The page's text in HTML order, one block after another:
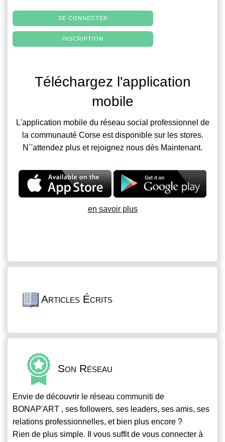
SE CONNECTER
INSCRIPTION
Téléchargez l'application
mobile
L'application mobile du réseau social professionnel de
la communauté Corse est disponible sur les stores.
N`'attendez plus et rejoignez nous dès Maintenant.
en savoir plus
Articles Écrits
Son Réseau
Envie de découvrir le réseau communiti de
BONAP'ART , ses followers, ses leaders, ses amis, ses
relations professionnelles, et bien plus encore ?
Rien de plus simple. Il vous suffit de vous connecter à